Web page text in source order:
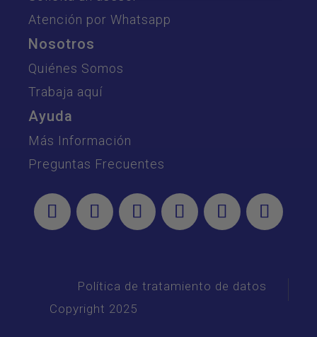
Atención por Whatsapp
Nosotros
Quiénes Somos
Trabaja aquí
Ayuda
Más Información
Preguntas Frecuentes
Política de tratamiento de datos
Copyright 2025